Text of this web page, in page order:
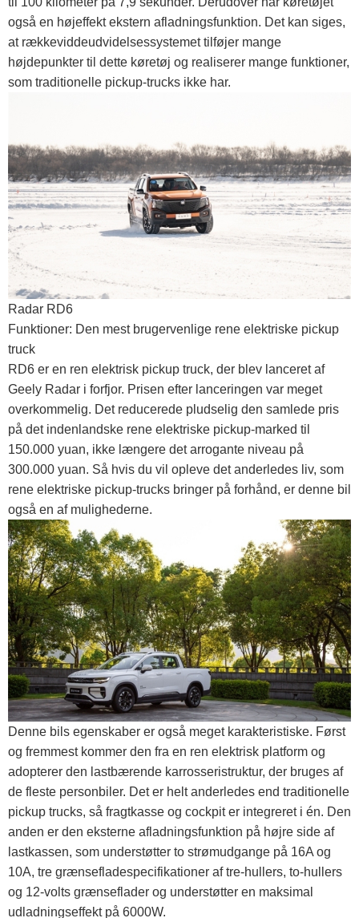
også en højeffekt ekstern afladningsfunktion. Det kan siges,
at rækkeviddeudvidelsessystemet tilføjer mange
højdepunkter til dette køretøj og realiserer mange funktioner,
som traditionelle pickup-trucks ikke har.
Radar RD6
Funktioner: Den mest brugervenlige rene elektriske pickup
truck
RD6 er en ren elektrisk pickup truck, der blev lanceret af
Geely Radar i forfjor. Prisen efter lanceringen var meget
overkommelig. Det reducerede pludselig den samlede pris
på det indenlandske rene elektriske pickup-marked til
150.000 yuan, ikke længere det arrogante niveau på
300.000 yuan. Så hvis du vil opleve det anderledes liv, som
rene elektriske pickup-trucks bringer på forhånd, er denne bil
også en af ​​mulighederne.
Denne bils egenskaber er også meget karakteristiske. Først
og fremmest kommer den fra en ren elektrisk platform og
adopterer den lastbærende karrosseristruktur, der bruges af
de fleste personbiler. Det er helt anderledes end traditionelle
pickup trucks, så fragtkasse og cockpit er integreret i én. Den
anden er den eksterne afladningsfunktion på højre side af
lastkassen, som understøtter to strømudgange på 16A og
10A, tre grænsefladespecifikationer af tre-hullers, to-hullers
og 12-volts grænseflader og understøtter en maksimal
udladningseffekt på 6000W.